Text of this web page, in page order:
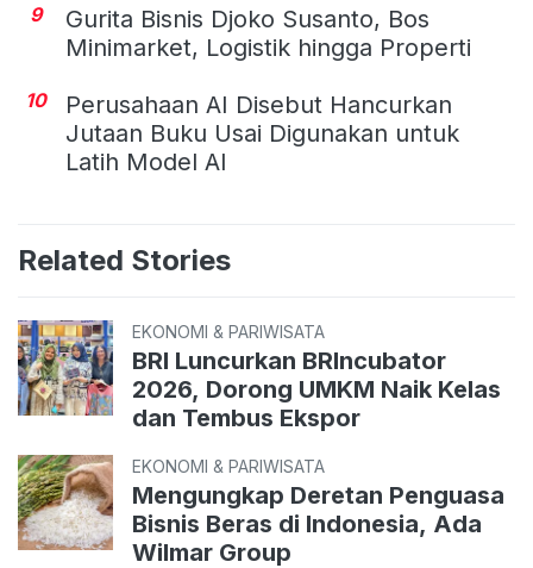
9
Gurita Bisnis Djoko Susanto, Bos
Minimarket, Logistik hingga Properti
10
Perusahaan AI Disebut Hancurkan
Jutaan Buku Usai Digunakan untuk
Latih Model AI
Related Stories
EKONOMI & PARIWISATA
BRI Luncurkan BRIncubator
2026, Dorong UMKM Naik Kelas
dan Tembus Ekspor
EKONOMI & PARIWISATA
Mengungkap Deretan Penguasa
Bisnis Beras di Indonesia, Ada
Wilmar Group